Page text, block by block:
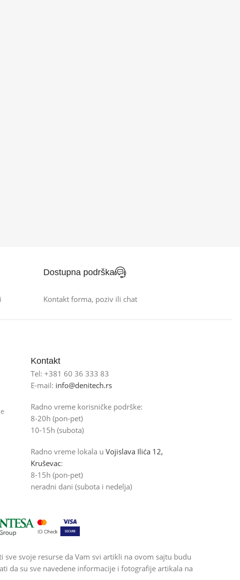
Dostupna podrška
Kontakt forma, poziv ili chat
Kontakt
Tel: +381 60 36 333 83
E-mail: info@denitech.rs
Radno vreme korisničke podrške:
8-20h (pon-pet)
10-15h (subota)
Radno vreme lokala u Vojislava Ilića 12,
Kruševac:
8-15h (pon-pet)
neradni dani (subota i nedelja)
sve svoje resurse da Vam svi artikli na ovom sajtu budu
da su sve navedene informacije i fotografije artikala na